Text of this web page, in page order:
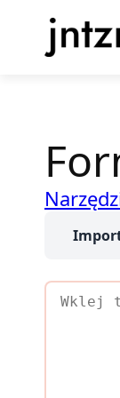
Przejdź
treści